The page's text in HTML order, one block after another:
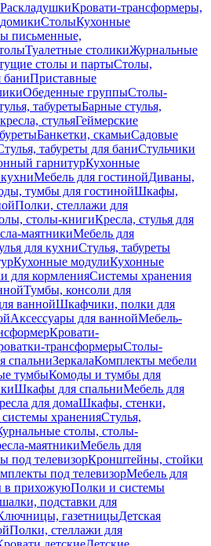
РаскладушкиКровати-трансформеры,
СтолыКухонные
письменные,
Туалетные столикиЖурнальные
столы и партыСтолы,
баниПриставные
Обеденные группыСтолы-
табуретыБарные стулья,
стульяГеймерские
Банкетки, скамьиСадовые
табуреты для баниСтульчики
гарнитурКухонные
Мебель для гостинойДиваны,
тумбы для гостинойШкафы,
Полки, стеллажи для
столы-книгиКресла, стулья для
маятникиМебель для
для кухниСтулья, табуреты
Кухонные модулиКухонные
для кормленияСистемы хранения
Тумбы, консоли для
ваннойШкафчики, полки для
Аксессуары для ваннойМебель-
Кровати-
трансформерыСтолы-
спальниЗеркалаКомплекты мебели
тумбыКомоды и тумбы для
Шкафы для спальниМебель для
для домаШкафы, стенки,
храненияСтулья,
столы, столы-
маятникиМебель для
под телевизорКронштейны, стойки
под телевизорМебель для
в прихожуюПолки и системы
подставки для
газетницыДетская
Полки, стеллажи для